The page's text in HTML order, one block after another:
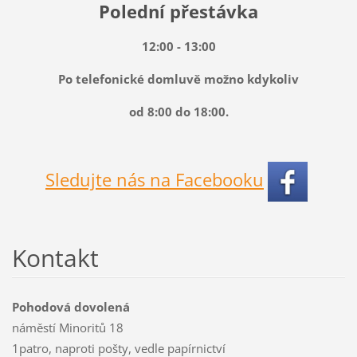
Polední přestávka
12:00 - 13:00
Po telefonické domluvě možno kdykoliv
od 8:00 do 18:00.
Sledujte nás na Facebooku
Kontakt
Pohodová dovolená
náměstí Minoritů 18
1patro, naproti pošty, vedle papírnictví